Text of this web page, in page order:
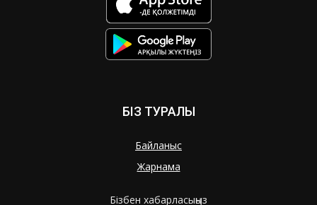
БІЗ ТУРАЛЫ
Байланыс
Жарнама
Бізбен хабарласыңыз